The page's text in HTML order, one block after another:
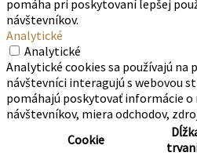
pomáha pri poskytovaní lepšej
návštevníkov.
Analytické
Analytické
Analytické cookies sa používajú na
návštevníci interagujú s webovou
pomáhajú poskytovať informácie
návštevníkov, miera odchodov,
Cookie